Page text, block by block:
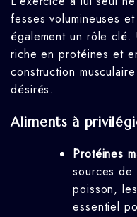
fesses volumineuses
également un rôle clé.
riche en protéines et
construction
désirés.
Aliments à
Protéines
sources de
poisson,
essentiel